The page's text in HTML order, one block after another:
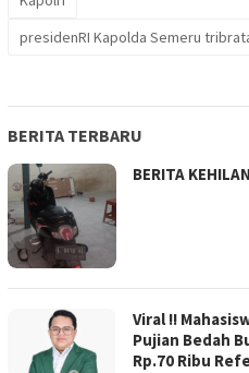
presidenRI Kapolda Semeru
BERITA TERBARU
BERITA
Viral !!
Pujian Bedah
Rp.70 Ribu